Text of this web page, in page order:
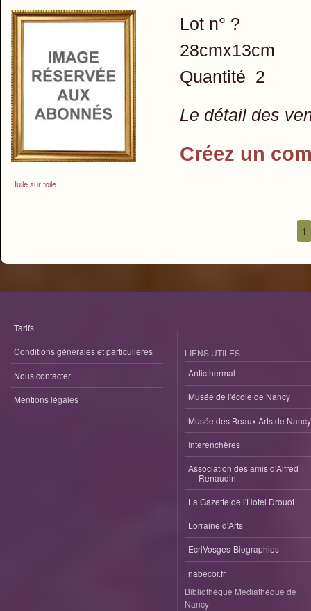
Huile sur toile
Lot n° ?
28cmx13cm
Quantité 2
Le détail des
Créez un
1
Tarifs
Conditions générales et particulieres
Nous contacter
Mentions légales
LIENS UTILES
Anticthermal
Musée de l'école de Nancy
Musée des Beaux Arts de Nancy
Interenchères
Association des amis d'Alfred
Renaudin
La Gazette de l'Hotel Drouot
Lorraine d'Arts
EcriVosges-Biographies
nabecor.fr
Bibliothèque Médiathèque de
Nancy